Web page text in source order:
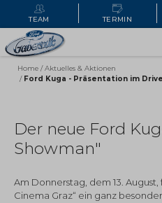
TEAM TERMIN
Home /Aktuelles & Aktionen
/ Ford Kuga - Präsentation im
Der neue Ford
Showman"
Am Donnerstag, dem 13.
Cinema Graz“ ein ganz